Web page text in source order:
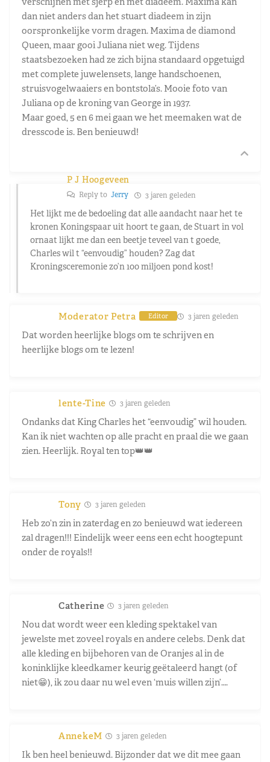
dan niet anders dan het stuart diadeem in zijn
oorspronkelijke vorm dragen. Maxima de diamond
Queen, maar gooi Juliana niet weg. Tijdens
staatsbezoeken had ze zich bijna standaard opgetuigd
met complete juwelensets, lange handschoenen,
struisvogelwaaiers en bontstola’s. Mooie foto van
Juliana op de kroning van George in 1937.
Maar goed, 5 en 6 mei gaan we het meemaken wat de
dresscode is. Ben benieuwd!
P J Hoogeveen
Reply to Jerry 3 jaren geleden
Het lijkt me de bedoeling dat alle aandacht naar het te
kronen Koningspaar uit hoort te gaan, de Stuart in vol
ornaat lijkt me dan een beetje teveel van t goede,
Charles wil t “eenvoudig” houden? Zag dat
Kroningsceremonie zo’n 100 miljoen pond kost!
Moderator Petra Editor 3 jaren geleden
Dat worden heerlijke blogs om te schrijven en
heerlijke blogs om te lezen!
lente-Tine 3 jaren geleden
Ondanks dat King Charles het “eenvoudig” wil houden.
Kan ik niet wachten op alle pracht en praal die we gaan
zien. Heerlijk. Royal ten top👑👑
Tony 3 jaren geleden
Heb zo’n zin in zaterdag en zo benieuwd wat iedereen
zal dragen!!! Eindelijk weer eens een echt hoogtepunt
onder de royals!!
Catherine 3 jaren geleden
Nou dat wordt weer een kleding spektakel van
jewelste met zoveel royals en andere celebs. Denk dat
alle kleding en bijbehoren van de Oranjes al in de
koninklijke kleedkamer keurig geëtaleerd hangt (of
niet😁), ik zou daar nu wel even ‘muis willen zijn’….
AnnekeM 3 jaren geleden
Ik ben heel benieuwd. Bijzonder dat we dit mee gaan